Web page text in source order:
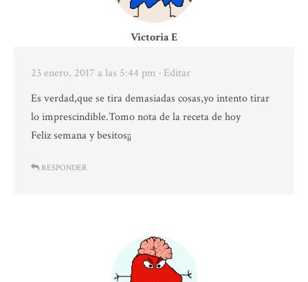
Victoria E
23 enero, 2017 a las 5:44 pm · Editar
Es verdad,que se tira demasiadas cosas,yo intento tirar
lo imprescindible.Tomo nota de la receta de hoy
Feliz semana y besitos¡¡
RESPONDER